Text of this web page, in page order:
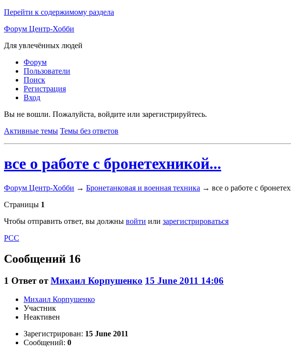
Перейти к содержимому раздела
Форум Центр-Хобби
Для увлечённых людей
Форум
Пользователи
Поиск
Регистрация
Вход
Вы не вошли. Пожалуйста, войдите или зарегистрируйтесь.
Активные темы Темы без ответов
все о работе с бронетехникой...
Форум Центр-Хобби → Бронетанковая и военная техника → все о работе с
Страницы 1
Чтобы отправить ответ, вы должны войти или зарегистрироваться
РСС
Сообщений 16
1 Ответ отМихаил Корпушенко 15 June 2011 14:06
Михаил Корпушенко
Участник
Неактивен
Зарегистрирован: 15 June 2011
Сообщений: 0